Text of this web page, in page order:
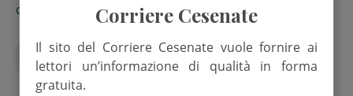
di
Ciclismo Iscrizioni Nove Colli
Corriere Cesenate
Il sito del Corriere Cesenate vuole fornire ai
lettori un’informazione di qualità in forma
gratuita.